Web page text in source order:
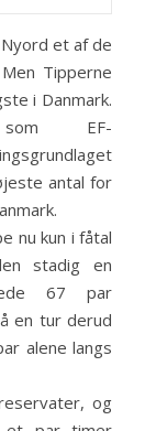
et af de
Tipperne
i Danmark.
EF-
antal for
nu kun i fåtal
stadig en
67 par
en tur derud
alene langs
og